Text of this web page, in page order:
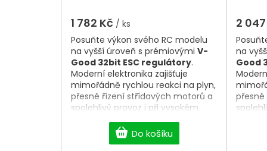
1 782 Kč / ks
Do košíku
Posuňte výkon svého RC modelu
na vyšší úroveň s prémiovými V-
Good 32bit ESC regulátory.
Moderní elektronika zajišťuje
mimořádně rychlou reakci na plyn,
přesné řízení střídavých motorů a
spolehlivý provoz i při vysokém
zatížení. NabízímeESC
regulátory 6A–160A, včetně
verzí pro 6S, 8S i 14S LiPo
2
na
Good
verzí